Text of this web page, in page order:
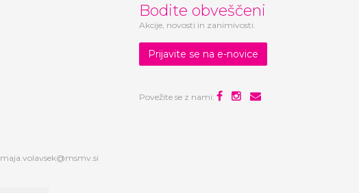
Bodite obveščeni
Akcije, novosti in zanimivosti.
Prijavite se na e-novice
Povežite se z nami:
maja.volavsek@msmv.si